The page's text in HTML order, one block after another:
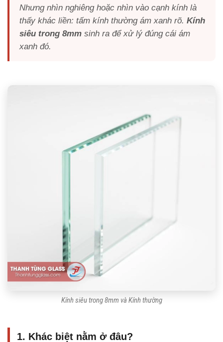
Nhưng nhìn nghiêng hoặc nhìn vào cạnh kính là
thấy khác liền: tấm kính thường ám xanh rõ. Kính
siêu trong 8mm sinh ra để xử lý đúng cái ám
xanh đó.
Kính siêu trong 8mm và Kính thường
1. Khác biệt nằm ở đâu?